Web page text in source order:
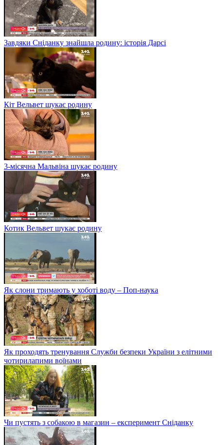
Завдяки Сніданку знайшла родину: історія Дарсі
Кіт Вельвет шукає родину
3-місячна Мальвіна шукає родину
Котик Вельвет шукає родину
Як слони тримають у хоботі воду – Поп-наука
Як проходять тренування Служби безпеки України з елітними
чотирилапими воїнами
Чи пустять з собакою в магазин – експеримент Сніданку